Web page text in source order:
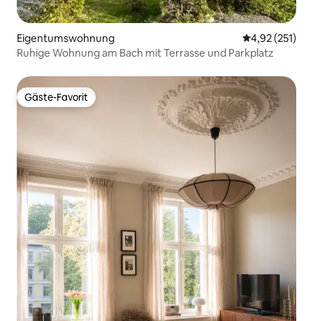
Eigentumswohnung
4,92 (251)
Ruhige Wohnung am Bach mit Terrasse und Parkplatz
Gäste-Favorit
Gäste-Favorit